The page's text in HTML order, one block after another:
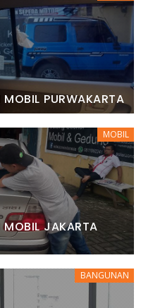
PURWAKARTA
MOBIL
JAKARTA
BANGUNAN